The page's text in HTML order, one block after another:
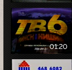
01:20